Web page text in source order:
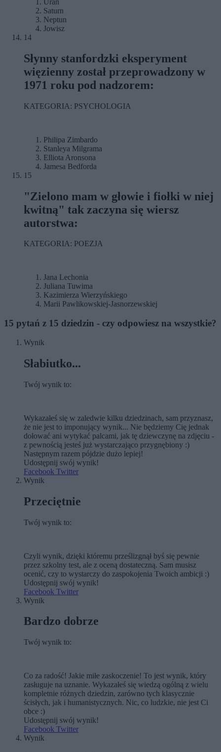
Saturn
Neptun
Jowisz
14
Słynny stanfordzki eksperyment
więzienny został przeprowadzony w
1971 roku pod nadzorem:
KATEGORIA: PSYCHOLOGIA
Philipa Zimbardo
Stanleya Milgrama
Elliota Aronsona
Jamesa Bedforda
15
"Zielono mam w głowie i fiołki w niej
kwitną" tak zaczyna się wiersz
autorstwa:
KATEGORIA: POEZJA
Jana Lechonia
Juliana Tuwima
Kazimierza Wierzyńskiego
Marii Pawlikowskiej-Jasnorzewskiej
15 pytań z 15 dziedzin - czy odpowiesz na wszystkie?
Wynik
Słabiutko...
Twój wynik to:
Wykazałeś się w zaledwie kilku dziedzinach, sam przyznasz,
że nie jest to imponujący wynik... Nie będziemy Cię jednak
dołować ani wytykać palcami, jak tę dziewczynę na zdjęciu -
z pewnością jesteś już wystarczająco przygnębiony :)
Następnym razem pójdzie dużo lepiej!
Udostępnij swój wynik!
Facebook Twitter
Wynik
Przeciętnie
Twój wynik to:
Czyli wynik, dzięki któremu prześlizgnął byś się pewnie
przez szkolny test, ale z oceną dostateczną. Sam musisz
ocenić, czy to wystarczy do zaspokojenia Twoich ambicji :)
Udostępnij swój wynik!
Facebook Twitter
Wynik
Bardzo dobrze
Twój wynik to:
Co za radość! Jakie miłe zaskoczenie! To jest wynik, który
zasługuje na uznanie. Wykazałeś się wiedzą ogólną z wielu
kompletnie różnych dziedzin, zarówno tych klasycznie
ścisłych, jak i humanistycznych. Nic, co ludzkie, nie jest Ci
obce :)
Udostępnij swój wynik!
Facebook Twitter
Wynik